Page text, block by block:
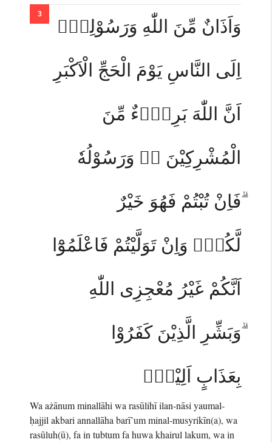
وَاَذَانٌ مِّنَ اللّٰهِ وَرَسُوْلِهٖٓ
اِلَى النَّاسِ يَوْمَ الْحَجِّ الْاَكْبَرِ
اَنَّ اللّٰهَ بَرِيْۤءٌ مِّنَ
الْمُشْرِكِيْنَ ەۙ وَرَسُوْلُهٗ
ۗفَاِنْ تُبْتُمْ فَهُوَ خَيْرٌ
لَّكُمْۚ وَاِنْ تَوَلَّيْتُمْ فَاعْلَمُوْٓا
اَنَّكُمْ غَيْرُ مُعْجِزِى اللّٰهِ
ۗوَبَشِّرِ الَّذِيْنَ كَفَرُوْا
بِعَذَابٍ اَلِيْمٍۙ
Wa ażānum minallāhi wa rasūlihī ilan-nāsi yaumal-
ḥajjil akbari annallāha barī’um minal-musyrikīn(a), wa
rasūluh(ū), fa in tubtum fa huwa khairul lakum, wa in